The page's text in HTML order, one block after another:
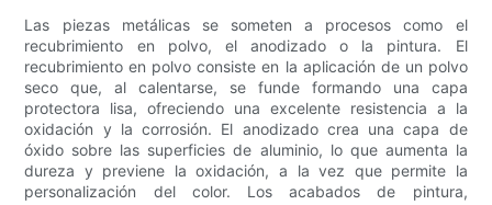
Las piezas metálicas se someten a procesos como el
recubrimiento en polvo, el anodizado o la pintura. El
recubrimiento en polvo consiste en la aplicación de un polvo
seco que, al calentarse, se funde formando una capa
protectora lisa, ofreciendo una excelente resistencia a la
oxidación y la corrosión. El anodizado crea una capa de
óxido sobre las superficies de aluminio, lo que aumenta la
dureza y previene la oxidación, a la vez que permite la
personalización del color. Los acabados de pintura,